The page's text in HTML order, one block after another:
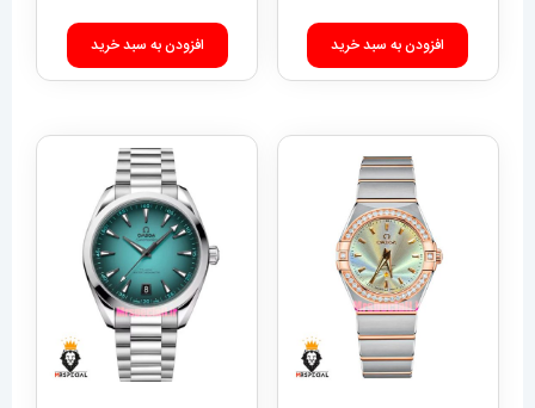
افزودن به سبد خرید افزودن به سبد خرید